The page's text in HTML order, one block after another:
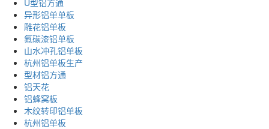
异形铝单单板
雕花铝单板
氟碳漆铝单板
山水冲孔铝单板
杭州铝单板生产
型材铝方通
铝天花
铝蜂窝板
木纹转印铝单板
杭州铝单板